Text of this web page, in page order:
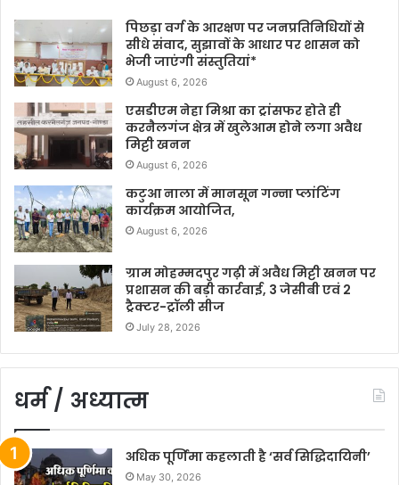
पिछड़ा वर्ग के आरक्षण पर जनप्रतिनिधियों से
सीधे संवाद, सुझावों के आधार पर शासन को
भेजी जाएंगी संस्तुतियां*
August 6, 2026
एसडीएम नेहा मिश्रा का ट्रांसफर होते ही
करनैलगंज क्षेत्र में खुलेआम होने लगा अवैध
मिट्टी खनन
August 6, 2026
कटुआ नाला में मानसून गन्ना प्लांटिंग
कार्यक्रम आयोजित,
August 6, 2026
ग्राम मोहम्मदपुर गढ़ी में अवैध मिट्टी खनन पर
प्रशासन की बड़ी कार्रवाई, 3 जेसीबी एवं 2
ट्रैक्टर-ट्रॉली सीज
July 28, 2026
धर्म / अध्यात्म
अधिक पूर्णिमा कहलाती है ‘सर्व सिद्धिदायिनी’
May 30, 2026